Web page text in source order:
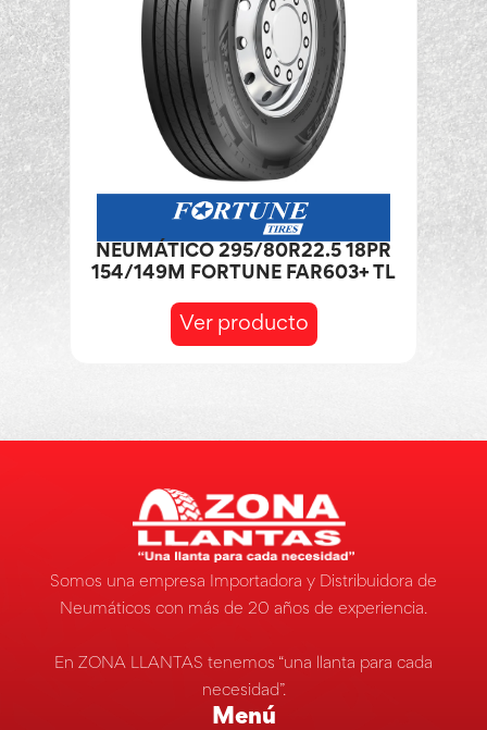
NEUMÁTICO 295/80R22.5 18PR
154/149M FORTUNE FAR603+ TL
Ver producto
Somos una empresa Importadora y Distribuidora de
Neumáticos con más de 20 años de experiencia.
En ZONA LLANTAS tenemos “una llanta para cada
necesidad”.
Menú